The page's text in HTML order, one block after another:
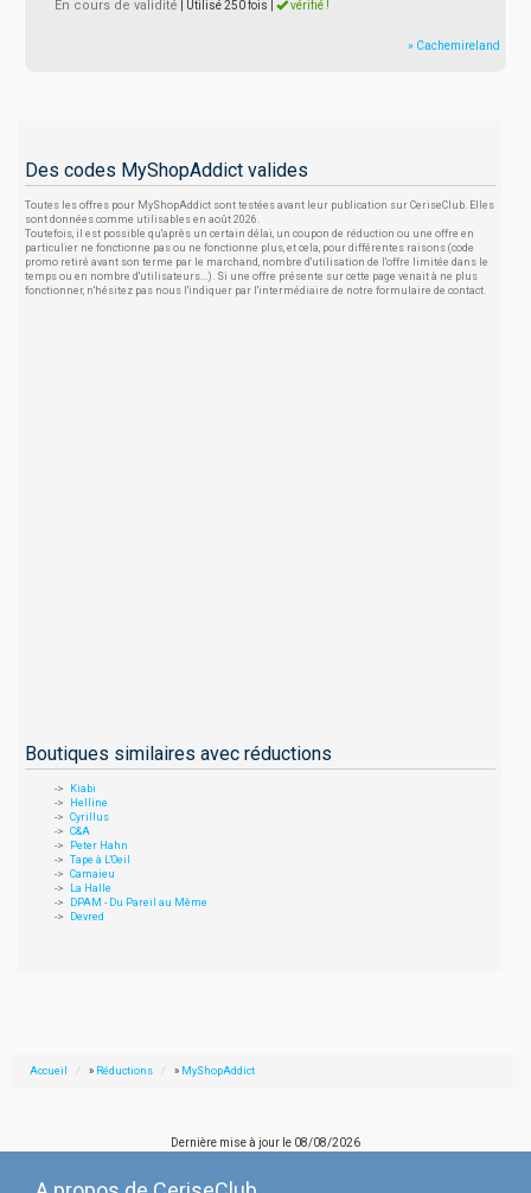
En cours de validité | Utilisé 250 fois vérifié !
» Cachemireland
Des codes MyShopAddict valides
Toutes les offres pour MyShopAddict sont testées avant leur publication sur CeriseClub. Elles
sont données comme utilisables en août 2026.
Toutefois, il est possible qu'après un certain délai, un coupon de réduction ou une offre en
particulier ne fonctionne pas ou ne fonctionne plus, et cela, pour différentes raisons (code
promo retiré avant son terme par le marchand, nombre d'utilisation de l'offre limitée dans le
temps ou en nombre d'utilisateurs...). Si une offre présente sur cette page venait à ne plus
fonctionner, n'hésitez pas nous l'indiquer par l'intermédiaire de notre formulaire de contact.
Boutiques similaires avec réductions
Kiabi
Helline
Cyrillus
C&A
Peter Hahn
Tape à L'Oeil
Camaieu
La Halle
DPAM - Du Pareil au Même
Devred
Accueil » Réductions » MyShopAddict
Dernière mise à jour le 08/08/2026